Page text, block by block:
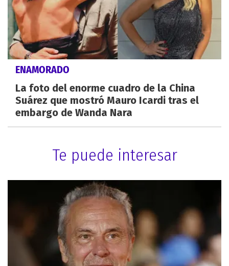
ENAMORADO
La foto del enorme cuadro de la China
Suárez que mostró Mauro Icardi tras el
embargo de Wanda Nara
Te puede interesar